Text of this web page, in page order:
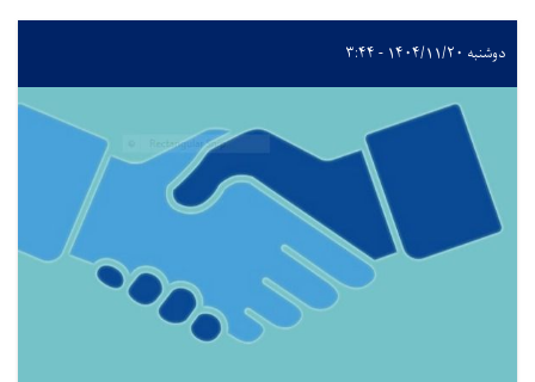
دوشنبه ۱۴۰۴/۱۱/۲۰ - ۳:۴۴